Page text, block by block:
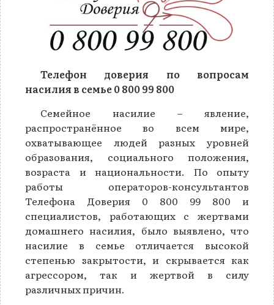
Телефон доверия по вопросам
насилия в семье 0 800 99 800
Семейное насилие – явление,
распространённое во всем мире,
охватывающее людей разных уровней
образования, социального положения,
возраста и национальности. По опыту
работы операторов-консультантов
Телефона Доверия 0 800 99 800 и
специалистов, работающих с жертвами
домашнего насилия, было выявлено, что
насилие в семье отличается высокой
степенью закрытости, и скрывается как
агрессором, так и жертвой в силу
различных причин.